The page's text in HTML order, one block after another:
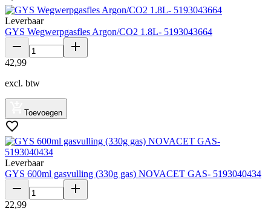
Leverbaar
GYS Wegwerpgasfles Argon/CO2 1.8L- 5193043664
42,99
excl. btw
Toevoegen
Leverbaar
GYS 600ml gasvulling (330g gas) NOVACET GAS- 5193040434
22,99